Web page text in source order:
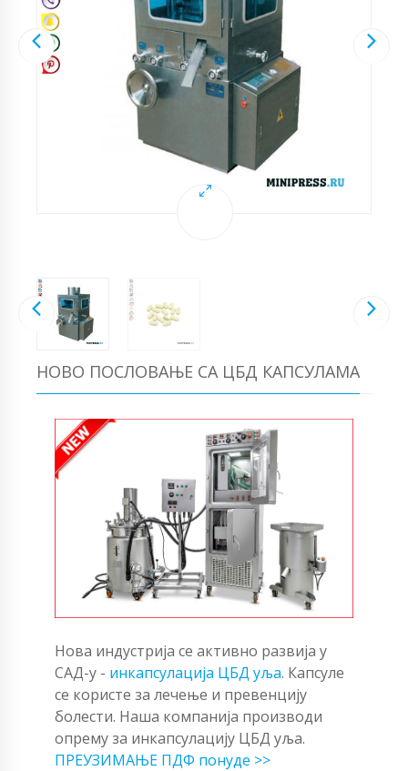
НОВО ПОСЛОВАЊЕ СА ЦБД КАПСУЛАМА
Нова индустрија се активно развија у
САД-у - инкапсулација ЦБД уља. Капсуле
се користе за лечење и превенцију
болести. Наша компанија производи
опрему за инкапсулацију ЦБД уља.
ПРЕУЗИМАЊЕ ПДФ понуде >>